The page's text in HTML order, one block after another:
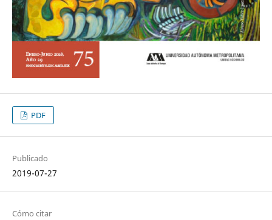
PDF
Publicado
2019-07-27
Cómo citar